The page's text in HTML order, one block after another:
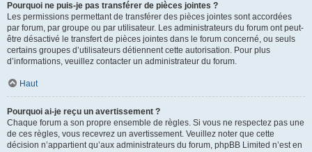
Pourquoi ne puis-je pas transférer de pièces jointes ?
Les permissions permettant de transférer des pièces jointes sont accordées
par forum, par groupe ou par utilisateur. Les administrateurs du forum ont peut-
être désactivé le transfert de pièces jointes dans le forum concerné, ou seuls
certains groupes d’utilisateurs détiennent cette autorisation. Pour plus
d’informations, veuillez contacter un administrateur du forum.
Haut
Pourquoi ai-je reçu un avertissement ?
Chaque forum a son propre ensemble de règles. Si vous ne respectez pas une
de ces règles, vous recevrez un avertissement. Veuillez noter que cette
décision n’appartient qu’aux administrateurs du forum, phpBB Limited n’est en